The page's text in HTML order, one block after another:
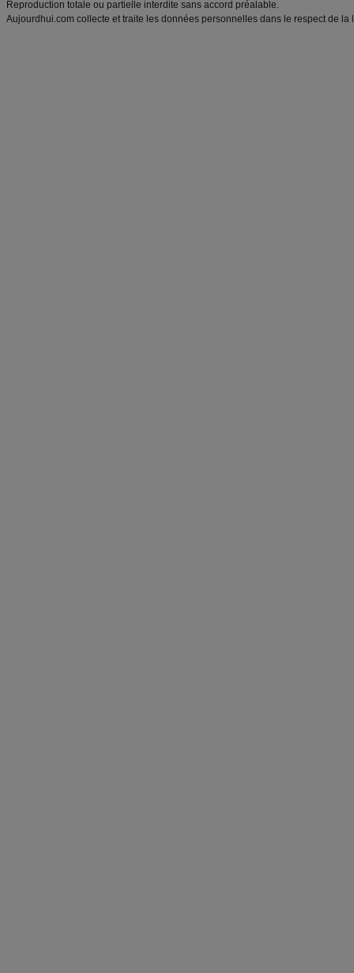
Reproduction totale ou partielle interdite sans accord préalable.
Aujourdhui.com collecte et traite les données personnelles dans le respect de